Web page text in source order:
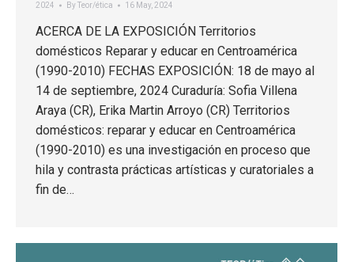
2024 ByTeor/ética 16 May, 2024
ACERCA DE LA EXPOSICIÓN Territorios
domésticos Reparar y educar en Centroamérica
(1990-2010) FECHAS EXPOSICIÓN: 18 de mayo al
14 de septiembre, 2024 Curaduría: Sofia Villena
Araya (CR), Erika Martin Arroyo (CR) Territorios
domésticos: reparar y educar en Centroamérica
(1990-2010) es una investigación en proceso que
hila y contrasta prácticas artísticas y curatoriales a
fin de…